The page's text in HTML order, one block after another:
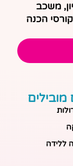
משכב
הכנה
מובילים
ללידה